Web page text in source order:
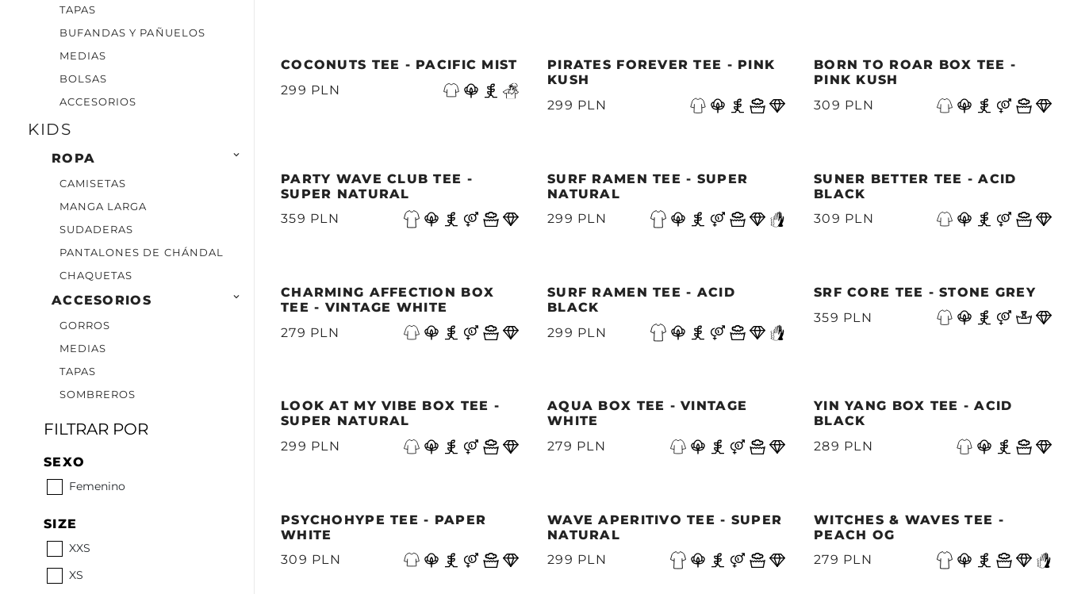
TAPAS
BUFANDAS Y PAÑUELOS
MEDIAS
BOLSAS
ACCESORIOS
KIDS
ROPA 
CAMISETAS
MANGA LARGA
SUDADERAS
PANTALONES DE CHÁNDAL
CHAQUETAS
ACCESORIOS 
GORROS
MEDIAS
TAPAS
SOMBREROS
FILTRAR POR
SEXO
Femenino
SIZE
XXS
XS
COCONUTS TEE - PACIFIC MIST
299 PLN
PIRATES FOREVER TEE - PINK
KUSH
299 PLN
BORN TO ROAR BOX TEE -
PINK KUSH
309 PLN
PARTY WAVE CLUB TEE -
SUPER NATURAL
359 PLN
SURF RAMEN TEE - SUPER
NATURAL
299 PLN
SUNER BETTER TEE - ACID
BLACK
309 PLN
CHARMING AFFECTION BOX
TEE - VINTAGE WHITE
279 PLN
SURF RAMEN TEE - ACID
BLACK
299 PLN
SRF CORE TEE - STONE GREY
359 PLN
LOOK AT MY VIBE BOX TEE -
SUPER NATURAL
299 PLN
AQUA BOX TEE - VINTAGE
WHITE
279 PLN
YIN YANG BOX TEE - ACID
BLACK
289 PLN
PSYCHOHYPE TEE - PAPER
WHITE
309 PLN
WAVE APERITIVO TEE - SUPER
NATURAL
299 PLN
WITCHES & WAVES TEE -
PEACH OG
279 PLN